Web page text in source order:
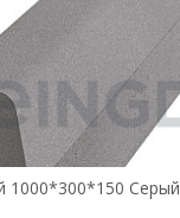
Серый